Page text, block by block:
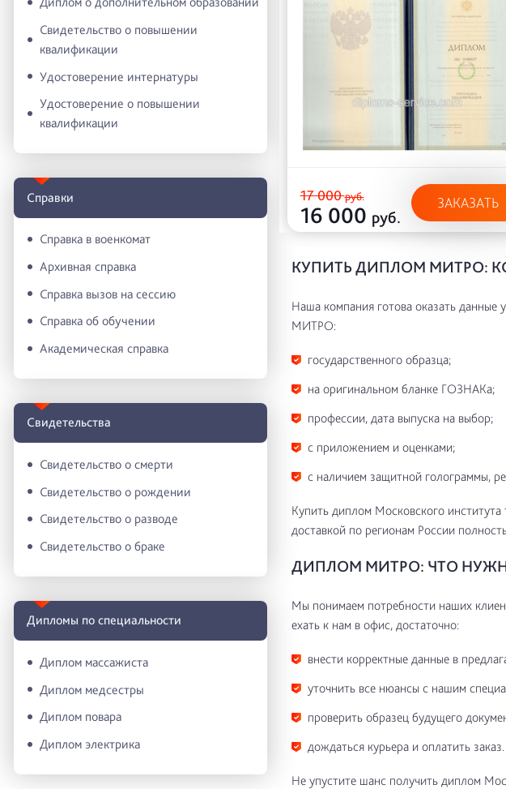
Свидетельство о повышении
квалификации
Удостоверение интернатуры
Удостоверение о повышении
квалификации
Справки
Справка в военкомат
Архивная справка
Справка вызов на сессию
Справка об обучении
Академическая справка
Свидетельства
Свидетельство о смерти
Свидетельство о рождении
Свидетельство о разводе
Свидетельство о браке
Дипломы по специальности
Диплом массажиста
Диплом медсестры
Диплом повара
Диплом электрика
17 000руб.
16 000 руб.
ЗАКАЗАТЬ
КУПИТЬ ДИПЛОМ МИТРО:
Наша компания готова оказать данные
МИТРО:
государственного образца;
на оригинальном бланке ГОЗНАКа;
профессии, дата выпуска на выбор;
с приложением и оценками;
с наличием защитной голограммы,
Купить диплом Московского
доставкой по регионам России
ДИПЛОМ МИТРО: ЧТО
Мы понимаем потребности наших
ехать к нам в офис, достаточно:
внести корректные данные в
уточнить все нюансы с нашим
проверить образец будущего
дождаться курьера и оплатить заказ.
Не упустите шанс получить диплом